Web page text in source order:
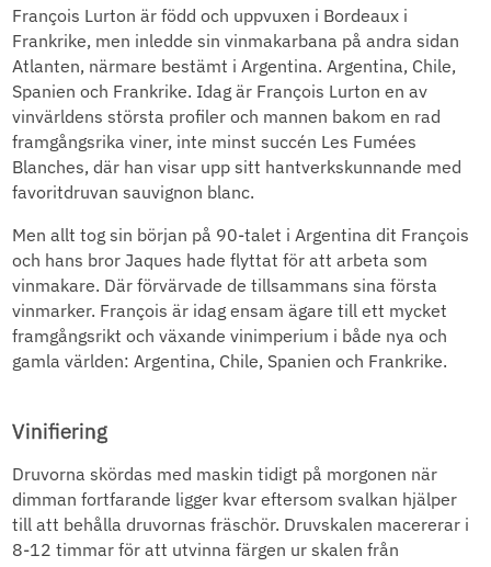
François Lurton är född och uppvuxen i Bordeaux i
Frankrike, men inledde sin vinmakarbana på andra sidan
Atlanten, närmare bestämt i Argentina. Argentina, Chile,
Spanien och Frankrike. Idag är François Lurton en av
vinvärldens största profiler och mannen bakom en rad
framgångsrika viner, inte minst succén Les Fumées
Blanches, där han visar upp sitt hantverkskunnande med
favoritdruvan sauvignon blanc.
Men allt tog sin början på 90-talet i Argentina dit François
och hans bror Jaques hade flyttat för att arbeta som
vinmakare. Där förvärvade de tillsammans sina första
vinmarker. François är idag ensam ägare till ett mycket
framgångsrikt och växande vinimperium i både nya och
gamla världen: Argentina, Chile, Spanien och Frankrike.
Vinifiering
Druvorna skördas med maskin tidigt på morgonen när
dimman fortfarande ligger kvar eftersom svalkan hjälper
till att behålla druvornas fräschör. Druvskalen macererar i
8-12 timmar för att utvinna färgen ur skalen från